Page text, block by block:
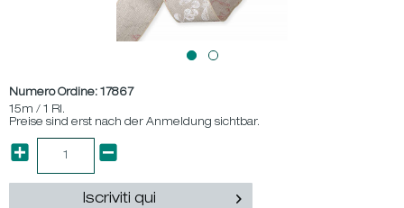
Numero Ordine: 17867
15m / 1 Rl.
Preise sind erst nach der Anmeldung sichtbar.
Iscriviti qui